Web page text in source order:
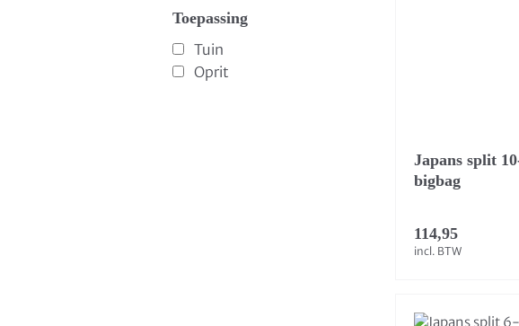
Toepassing
Tuin
Oprit
Japans split
bigbag
114,95
incl. BTW